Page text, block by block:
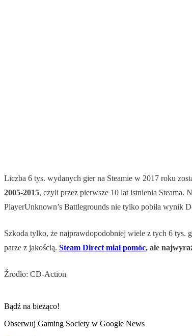
Liczba 6 tys. wydanych gier na Steamie w 2017 roku
2005-2015, czyli przez pierwsze 10 lat istnienia Steama.
PlayerUnknown’s Battlegrounds nie tylko pobiła wynik
Szkoda tylko, że najprawdopodobniej wiele z tych 6 tys.
parze z jakością. Steam Direct miał pomóc, ale
Źródło: CD-Action
Bądź na bieżąco!
Obserwuj Gaming Society w Google News